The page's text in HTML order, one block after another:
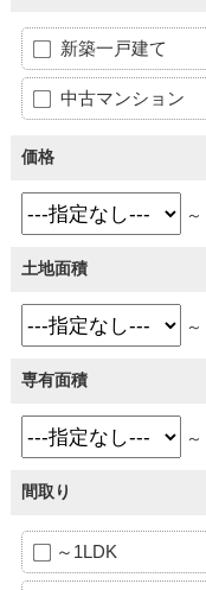
新築一戸建て
中古マンション
価格
～
土地面積
～
専有面積
～
間取り
～1LDK